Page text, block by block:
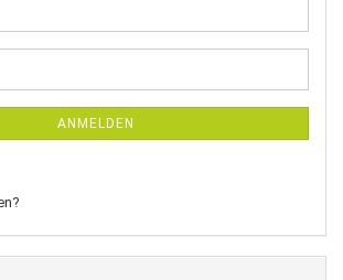
ANMELDEN